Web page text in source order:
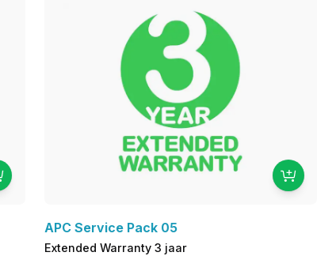
APC Service Pack 05
Extended Warranty 3 jaar